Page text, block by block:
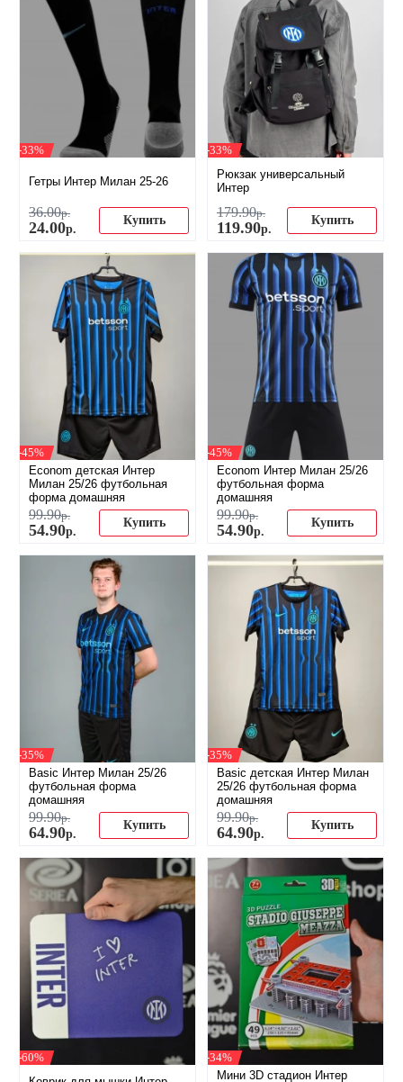
-33%
Гетры Интер Милан 25-26
36.00р.
24.00р.
Купить
-33%
Рюкзак универсальный
Интер
179.90р.
119.90р.
Купить
-45%
Econom детская Интер
Милан 25/26 футбольная
форма домашняя
99.90р.
54.90р.
Купить
-45%
Econom Интер Милан 25/26
футбольная форма
домашняя
99.90р.
54.90р.
Купить
-35%
Basic Интер Милан 25/26
футбольная форма
домашняя
99.90р.
64.90р.
Купить
-35%
Basic детская Интер Милан
25/26 футбольная форма
домашняя
99.90р.
64.90р.
Купить
-60%
-34%
Мини 3D стадион Интер